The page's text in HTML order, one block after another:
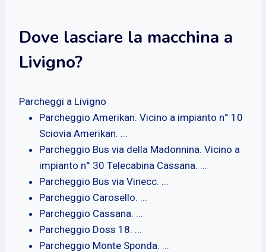
Dove lasciare la macchina a
Livigno?
Parcheggi a Livigno
Parcheggio Amerikan. Vicino a impianto n° 10
Sciovia Amerikan. ...
Parcheggio Bus via della Madonnina. Vicino a
impianto n° 30 Telecabina Cassana. ...
Parcheggio Bus via Vinecc. ...
Parcheggio Carosello. ...
Parcheggio Cassana. ...
Parcheggio Doss 18. ...
Parcheggio Monte Sponda. ...